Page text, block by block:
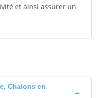
et ainsi assurer un
Chalons en